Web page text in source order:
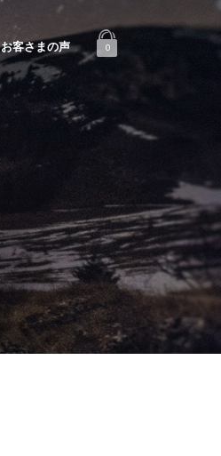
お客さまの声 0